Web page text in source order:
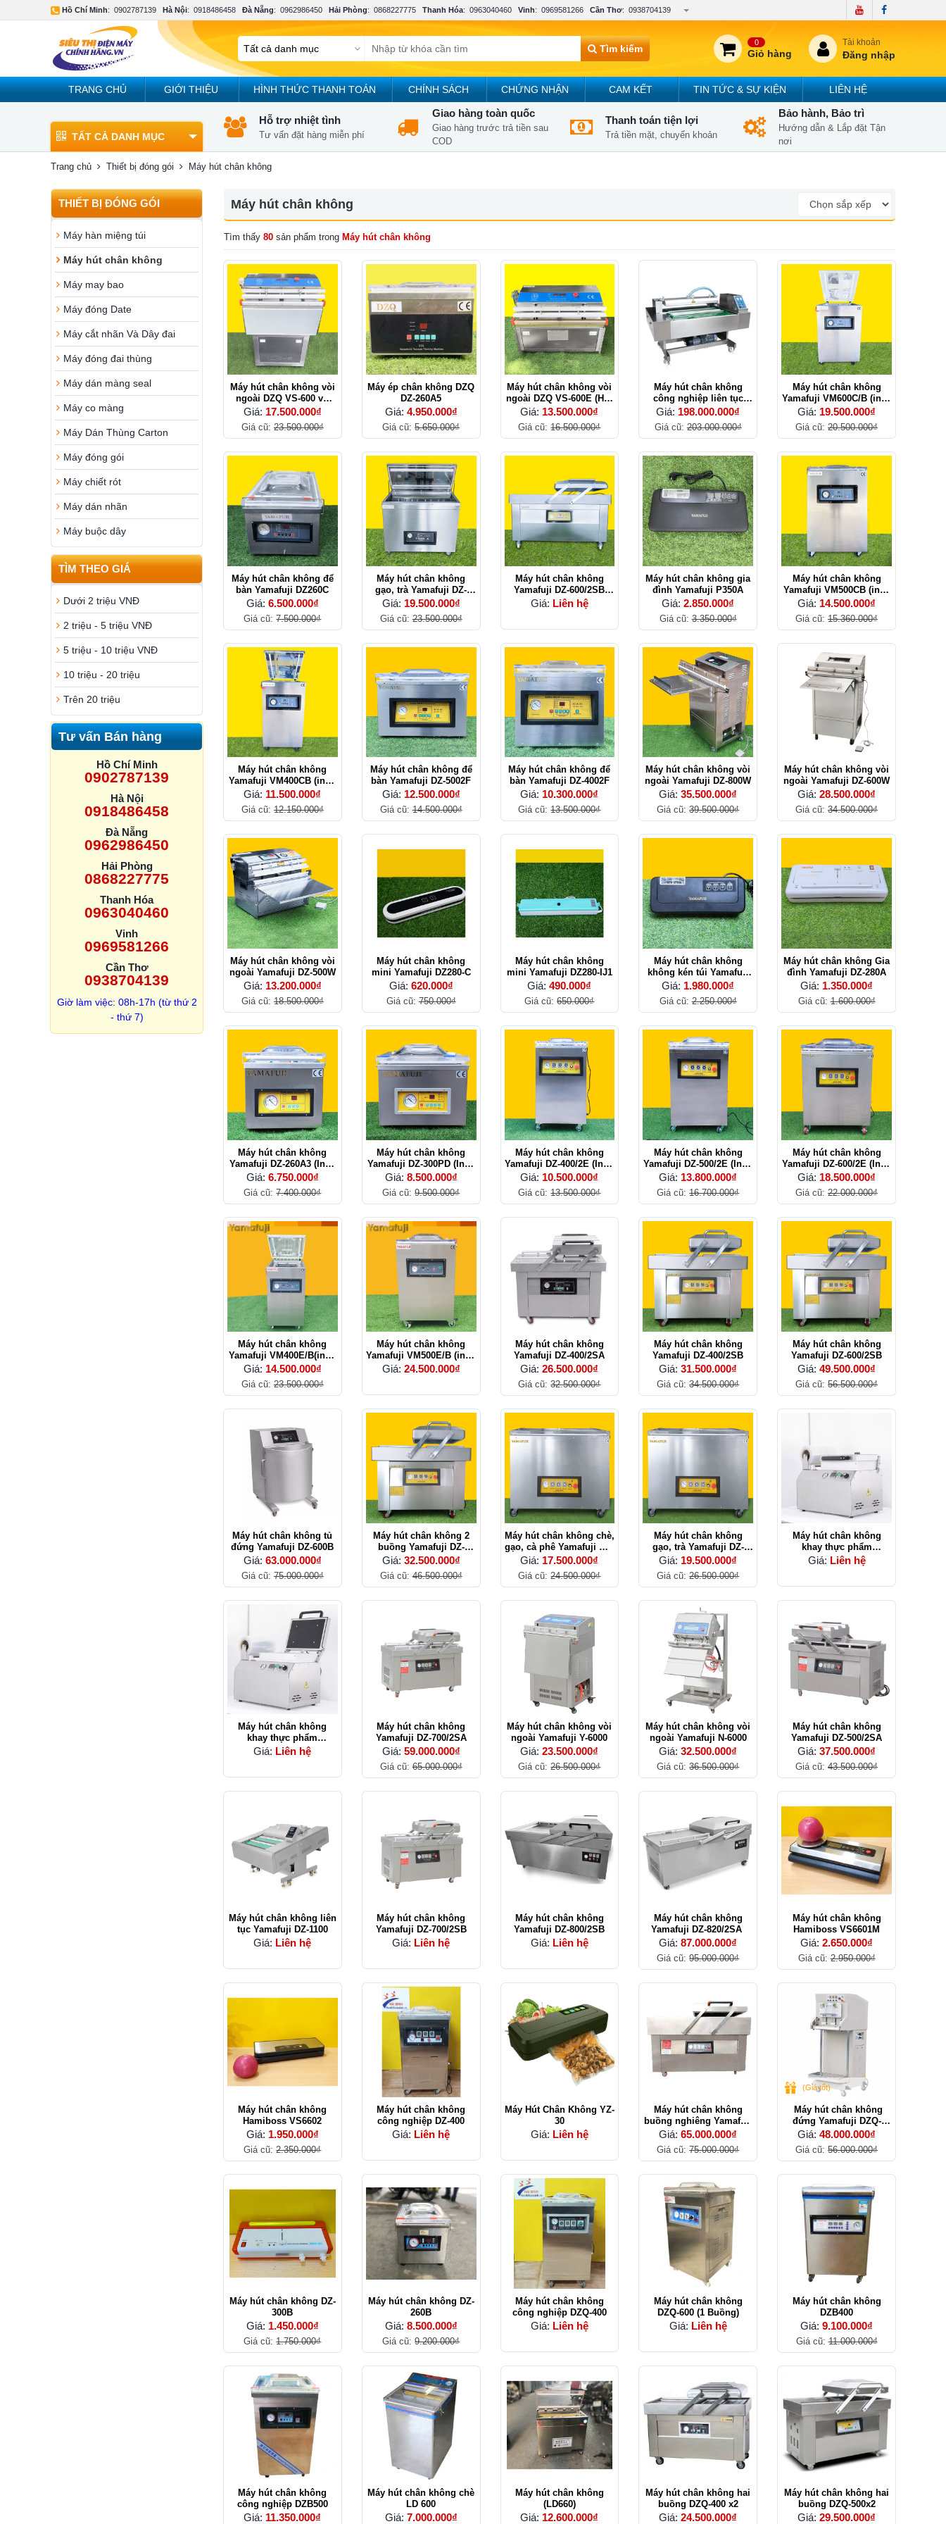
Hồ Chí Minh: 0902787139 Hà Nội: 0918486458 Đà Nẵng: 0962986450 Hải Phòng: 0868227775 Thanh Hóa: 0963040460 Vinh: 0969581266 Cần Thơ: 0938704139
Tìm kiếm
0
Giỏ hàng
Tài khoản
Đăng nhập
TRANG CHỦ GIỚI THIỆU HÌNH THỨC THANH TOÁN CHÍNH SÁCH CHỨNG NHẬN CAM KẾT TIN TỨC & SỰ KIỆN LIÊN HỆ
TẤT CẢ DANH MỤC
Hỗ trợ nhiệt tình
Tư vấn đặt hàng miễn phí
Giao hàng toàn quốc
Giao hàng trước trả tiền sau
COD
Thanh toán tiện lợi
Trả tiền mặt, chuyển khoản
Bảo hành, Bảo trì
Hướng dẫn & Lắp đặt Tận
nơi
Trang chủ Thiết bị đóng gói Máy hút chân không
THIẾT BỊ ĐÓNG GÓI
Máy hàn miệng túi
Máy hút chân không
Máy may bao
Máy đóng Date
Máy cắt nhãn Và Dây đai
Máy đóng đai thùng
Máy dán màng seal
Máy co màng
Máy Dán Thùng Carton
Máy đóng gói
Máy chiết rót
Máy dán nhãn
Máy buộc dây
TÌM THEO GIÁ
Dưới 2 triệu VNĐ
2 triệu - 5 triệu VNĐ
5 triệu - 10 triệu VNĐ
10 triệu - 20 triệu
Trên 20 triệu
Tư vấn Bán hàng
Hồ Chí Minh
0902787139
Hà Nội
0918486458
Đà Nẵng
0962986450
Hải Phòng
0868227775
Thanh Hóa
0963040460
Vinh
0969581266
Cần Thơ
0938704139
Giờ làm việc: 08h-17h (từ thứ 2
- thứ 7)
Máy hút chân không
Tìm thấy 80 sản phẩm trong Máy hút chân không
Máy hút chân không vòi
ngoài DZQ VS-600 vỏ
inox (Hút - Hàn - Thổi)
Giá: 17.500.000₫
Giá cũ: 23.500.000₫
Máy ép chân không DZQ
DZ-260A5
Giá: 4.950.000₫
Giá cũ:5.650.000₫
Máy hút chân không vòi
ngoài DZQ VS-600E (Hút
- Hàn - Thổi)
Giá: 13.500.000₫
Giá cũ:16.500.000₫
Máy hút chân không
công nghiệp liên tục
Yamafuji DZ-1000C
Giá: 198.000.000₫
Giá cũ:203.000.000₫
Máy hút chân không
Yamafuji VM600C/B (inox
304)
Giá: 19.500.000₫
Giá cũ:20.500.000₫
Máy hút chân không để
bàn Yamafuji DZ260C
Giá: 6.500.000₫
Giá cũ:7.500.000₫
Máy hút chân không
gạo, trà Yamafuji DZ-
850/2E New
Giá: 19.500.000₫
Giá cũ:23.500.000₫
Máy hút chân không
Yamafuji DZ-600/2SB
New
Giá: Liên hệ
Máy hút chân không gia
đình Yamafuji P350A
Giá:2.850.000₫
Giá cũ:3.350.000₫
Máy hút chân không
Yamafuji VM500CB (inox
304)
Giá: 14.500.000₫
Giá cũ:15.360.000₫
Máy hút chân không
Yamafuji VM400CB (inox
304)
Giá: 11.500.000₫
Giá cũ: 12.150.000₫
Máy hút chân không để
bàn Yamafuji DZ-5002F
Giá: 12.500.000₫
Giá cũ:14.500.000₫
Máy hút chân không để
bàn Yamafuji DZ-4002F
Giá: 10.300.000₫
Giá cũ:13.500.000₫
Máy hút chân không vòi
ngoài Yamafuji DZ-800W
Giá:35.500.000₫
Giá cũ:39.500.000₫
Máy hút chân không vòi
ngoài Yamafuji DZ-600W
Giá:28.500.000₫
Giá cũ:34.500.000₫
Máy hút chân không vòi
ngoài Yamafuji DZ-500W
Giá: 13.200.000₫
Giá cũ: 18.500.000₫
Máy hút chân không
mini Yamafuji DZ280-C
Giá: 620.000₫
Giá cũ:750.000₫
Máy hút chân không
mini Yamafuji DZ280-IJ1
Giá:490.000₫
Giá cũ:650.000₫
Máy hút chân không
không kén túi Yamafuji
DZ-290A
Giá: 1.980.000₫
Giá cũ:2.250.000₫
Máy hút chân không Gia
đình Yamafuji DZ-280A
Giá: 1.350.000₫
Giá cũ:1.600.000₫
Máy hút chân không
Yamafuji DZ-260A3 (Inox
201)
Giá: 6.750.000₫
Giá cũ:7.400.000₫
Máy hút chân không
Yamafuji DZ-300PD (Inox
201)
Giá: 8.500.000₫
Giá cũ:9.500.000₫
Máy hút chân không
Yamafuji DZ-400/2E (Inox
201)
Giá: 10.500.000₫
Giá cũ:13.500.000₫
Máy hút chân không
Yamafuji DZ-500/2E (Inox
201)
Giá: 13.800.000₫
Giá cũ:16.700.000₫
Máy hút chân không
Yamafuji DZ-600/2E (Inox
201)
Giá: 18.500.000₫
Giá cũ:22.000.000₫
Máy hút chân không
Yamafuji VM400E/B(inox
304)
Giá: 14.500.000₫
Giá cũ: 23.500.000₫
Máy hút chân không
Yamafuji VM500E/B (inox
304)
Giá: 24.500.000₫
Máy hút chân không
Yamafuji DZ-400/2SA
Giá:26.500.000₫
Giá cũ:32.500.000₫
Máy hút chân không
Yamafuji DZ-400/2SB
Giá:31.500.000₫
Giá cũ:34.500.000₫
Máy hút chân không
Yamafuji DZ-600/2SB
Giá:49.500.000₫
Giá cũ:56.500.000₫
Máy hút chân không tủ
đứng Yamafuji DZ-600B
Giá: 63.000.000₫
Giá cũ: 75.000.000₫
Máy hút chân không 2
buồng Yamafuji DZ-
500/2SB
Giá: 32.500.000₫
Giá cũ:46.500.000₫
Máy hút chân không chè,
gạo, cà phê Yamafuji DZ-
660/2e
Giá: 17.500.000₫
Giá cũ:24.500.000₫
Máy hút chân không
gạo, trà Yamafuji DZ-
850/2e
Giá: 19.500.000₫
Giá cũ:26.500.000₫
Máy hút chân không
khay thực phẩm
Yamafuji DQ240
Giá: Liên hệ
Máy hút chân không
khay thực phẩm
Yamafuji DQ300
Giá: Liên hệ
Máy hút chân không
Yamafuji DZ-700/2SA
Giá: 59.000.000₫
Giá cũ:65.000.000₫
Máy hút chân không vòi
ngoài Yamafuji Y-6000
Giá:23.500.000₫
Giá cũ:26.500.000₫
Máy hút chân không vòi
ngoài Yamafuji N-6000
Giá:32.500.000₫
Giá cũ:36.500.000₫
Máy hút chân không
Yamafuji DZ-500/2SA
Giá:37.500.000₫
Giá cũ:43.500.000₫
Máy hút chân không liên
tục Yamafuji DZ-1100
Giá: Liên hệ
Máy hút chân không
Yamafuji DZ-700/2SB
Giá: Liên hệ
Máy hút chân không
Yamafuji DZ-800/2SB
Giá: Liên hệ
Máy hút chân không
Yamafuji DZ-820/2SA
Giá:87.000.000₫
Giá cũ:95.000.000₫
Máy hút chân không
Hamiboss VS6601M
Giá:2.650.000₫
Giá cũ:2.950.000₫
Máy hút chân không
Hamiboss VS6602
Giá: 1.950.000₫
Giá cũ:2.350.000₫
Máy hút chân không
công nghiệp DZ-400
Giá: Liên hệ
Máy Hút Chân Không YZ-
30
Giá: Liên hệ
Máy hút chân không
buồng nghiêng Yamafuji
DZ-600 2QX
Giá:65.000.000₫
Giá cũ:75.000.000₫
(Giá tốt)
Máy hút chân không
đứng Yamafuji DZQ-
600L
Giá:48.000.000₫
Giá cũ:56.000.000₫
Máy hút chân không DZ-
300B
Giá: 1.450.000₫
Giá cũ:1.750.000₫
Máy hút chân không DZ-
260B
Giá: 8.500.000₫
Giá cũ:9.200.000₫
Máy hút chân không
công nghiệp DZQ-400
Giá: Liên hệ
Máy hút chân không
DZQ-600 (1 Buồng)
Giá: Liên hệ
Máy hút chân không
DZB400
Giá:9.100.000₫
Giá cũ:11.000.000₫
Máy hút chân không
công nghiệp DZB500
Giá: 11.350.000₫
Máy hút chân không chè
LD 600
Giá: 7.000.000₫
Máy hút chân không
(LD660)
Giá: 12.600.000₫
Máy hút chân không hai
buồng DZQ-400 x2
Giá:24.500.000₫
Máy hút chân không hai
buồng DZQ-500x2
Giá:29.500.000₫